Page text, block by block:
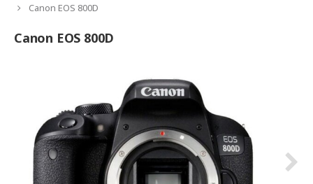
Canon EOS 800D
Canon EOS 800D